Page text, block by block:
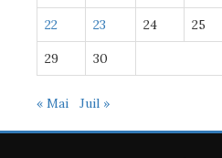
22 23 24 25
29 30
« Mai Juil »